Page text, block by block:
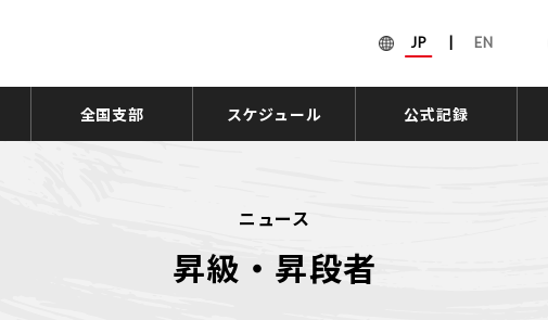
JP EN
全国支部 スケジュール 公式記録
ニュース
昇級・昇段者